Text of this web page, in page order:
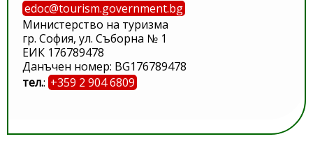
edoc@tourism.government.bg
Министерство на туризма
гр. София, ул. Съборна № 1
ЕИК 176789478
Данъчен номер: BG176789478
тел.: +359 2 904 6809